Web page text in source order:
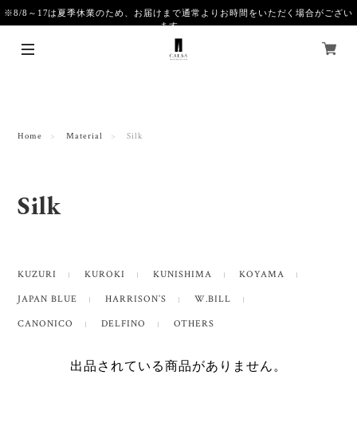
※8/8～17は夏季休業のため、お届けまで通常よりお時間をいただく場合がござい
ます。
Home Material Silk
Silk
KUZURI KUROKI KUNISHIMA KOYAMA
JAPAN BLUE HARRISON’S W.BILL
CANONICO DELFINO OTHERS
出品されている商品がありません。